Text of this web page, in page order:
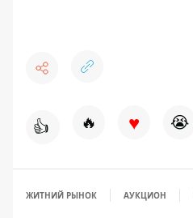
👍 🔥 ♥ 😭
ЖИТНИЙ РЫНОК АУКЦИОН